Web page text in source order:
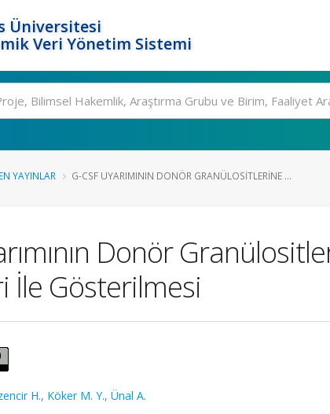
Üniversitesi
Veri Yönetim Sistemi
YAYINLAR G-CSF UYARIMININ DONÖR GRANÜLOSITLERINE ...
Donör
İle Gösterilmesi
H., Köker M. Y., Ünal A.